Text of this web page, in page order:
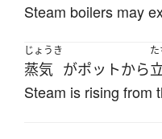
Steam boilers may
じょうき
蒸気 がポットから
Steam is rising from